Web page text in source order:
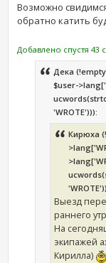
Возможно
обратно катить
Добавлено спустя 43
Дека
$user-
'WROTE'))):
Кирюха
Выезд
раннего
На
экипажей
Кирилла)